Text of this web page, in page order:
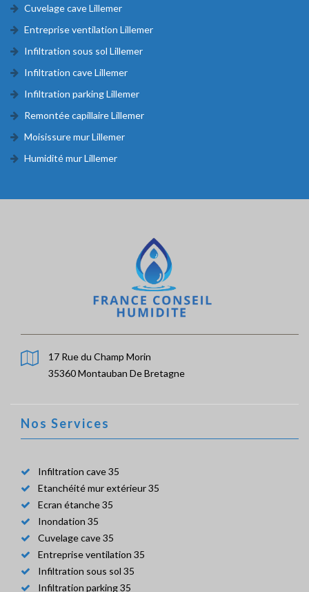
Cuvelage cave Lillemer
Entreprise ventilation Lillemer
Infiltration sous sol Lillemer
Infiltration cave Lillemer
Infiltration parking Lillemer
Remontée capillaire Lillemer
Moisissure mur Lillemer
Humidité mur Lillemer
17 Rue du Champ Morin
35360 Montauban De Bretagne
Nos Services
Infiltration cave 35
Etanchéité mur extérieur 35
Ecran étanche 35
Inondation 35
Cuvelage cave 35
Entreprise ventilation 35
Infiltration sous sol 35
Infiltration parking 35